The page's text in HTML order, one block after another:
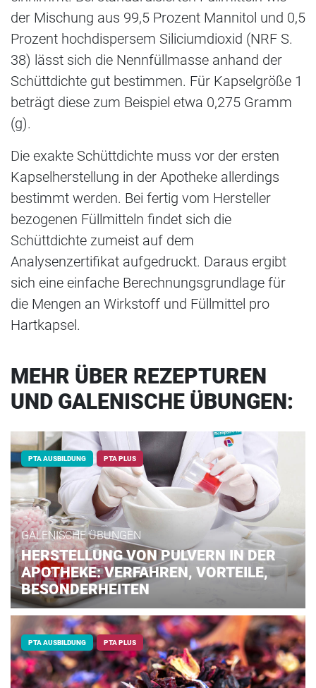
der Mischung aus 99,5 Prozent Mannitol und 0,5
Prozent hochdispersem Siliciumdioxid (NRF S.
38) lässt sich die Nennfüllmasse anhand der
Schüttdichte gut bestimmen. Für Kapselgröße 1
beträgt diese zum Beispiel etwa 0,275 Gramm
(g).
Die exakte Schüttdichte muss vor der ersten
Kapselherstellung in der Apotheke allerdings
bestimmt werden. Bei fertig vom Hersteller
bezogenen Füllmitteln findet sich die
Schüttdichte zumeist auf dem
Analysenzertifikat aufgedruckt. Daraus ergibt
sich eine einfache Berechnungsgrundlage für
die Mengen an Wirkstoff und Füllmittel pro
Hartkapsel.
MEHR ÜBER REZEPTUREN
UND GALENISCHE ÜBUNGEN:
PTA AUSBILDUNG PTA PLUS
GALENISCHE ÜBUNGEN
HERSTELLUNG VON PULVERN IN DER
APOTHEKE: VERFAHREN, VORTEILE,
BESONDERHEITEN
PTA AUSBILDUNG PTA PLUS